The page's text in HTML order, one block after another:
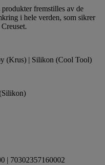
fremstilles av de
i hele verden, som sikrer
(Krus) | Silikon (Cool Tool)
| 70302357160002